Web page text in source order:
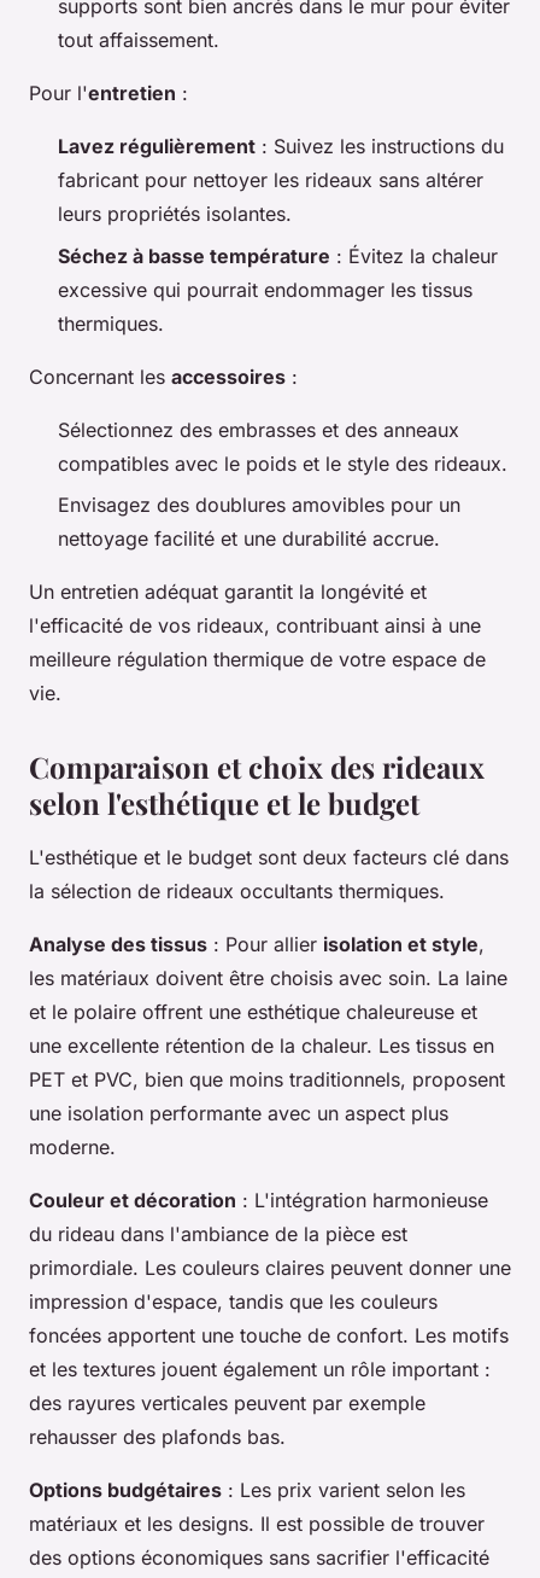
supports sont bien ancrés dans le mur pour éviter
tout affaissement.
Pour l'entretien :
Lavez régulièrement : Suivez les instructions du
fabricant pour nettoyer les rideaux sans altérer
leurs propriétés isolantes.
Séchez à basse température : Évitez la chaleur
excessive qui pourrait endommager les tissus
thermiques.
Concernant les accessoires :
Sélectionnez des embrasses et des anneaux
compatibles avec le poids et le style des rideaux.
Envisagez des doublures amovibles pour un
nettoyage facilité et une durabilité accrue.
Un entretien adéquat garantit la longévité et
l'efficacité de vos rideaux, contribuant ainsi à une
meilleure régulation thermique de votre espace de
vie.
Comparaison et choix des rideaux
selon l'esthétique et le budget
L'esthétique et le budget sont deux facteurs clé dans
la sélection de rideaux occultants thermiques.
Analyse des tissus : Pour allier isolation et style,
les matériaux doivent être choisis avec soin. La laine
et le polaire offrent une esthétique chaleureuse et
une excellente rétention de la chaleur. Les tissus en
PET et PVC, bien que moins traditionnels, proposent
une isolation performante avec un aspect plus
moderne.
Couleur et décoration : L'intégration harmonieuse
du rideau dans l'ambiance de la pièce est
primordiale. Les couleurs claires peuvent donner une
impression d'espace, tandis que les couleurs
foncées apportent une touche de confort. Les motifs
et les textures jouent également un rôle important :
des rayures verticales peuvent par exemple
rehausser des plafonds bas.
Options budgétaires : Les prix varient selon les
matériaux et les designs. Il est possible de trouver
des options économiques sans sacrifier l'efficacité